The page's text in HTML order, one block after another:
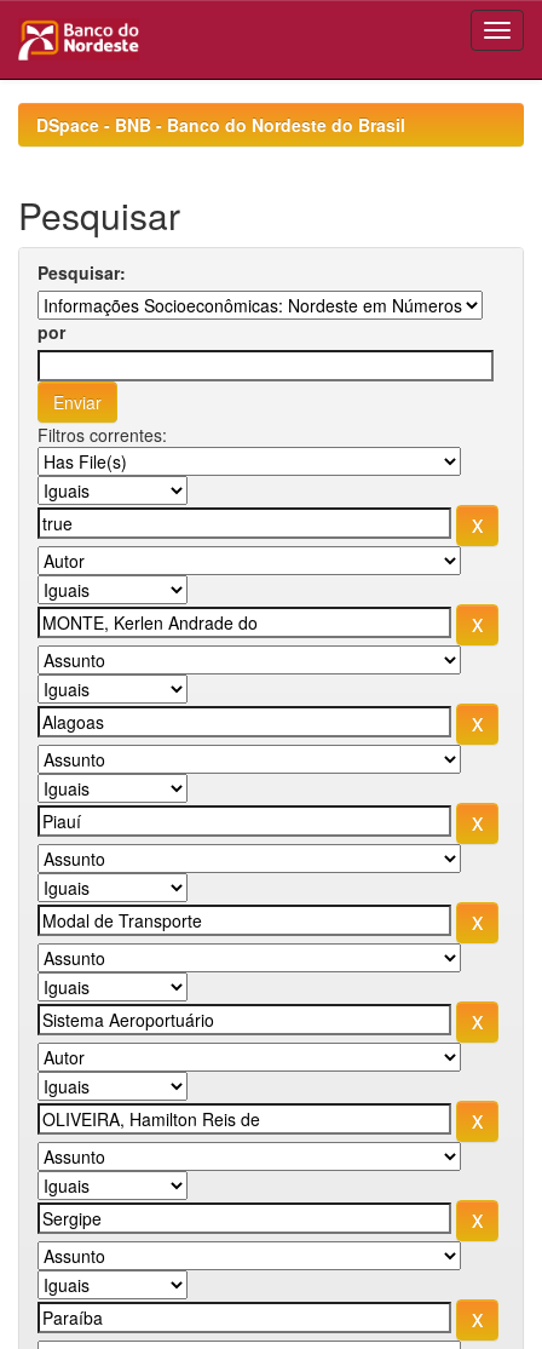
navigationDSpace - BNB - Banco do Nordeste do Brasil
Pesquisar
Pesquisar:
por
Filtros correntes: